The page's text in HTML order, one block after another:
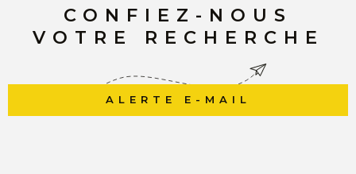
CONFIEZ-NOUS
VOTRE RECHERCHE
ALERTE E-MAIL